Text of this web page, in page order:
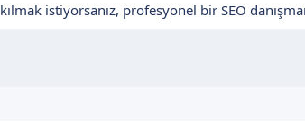
kılmak istiyorsanız, profesyonel bir SEO